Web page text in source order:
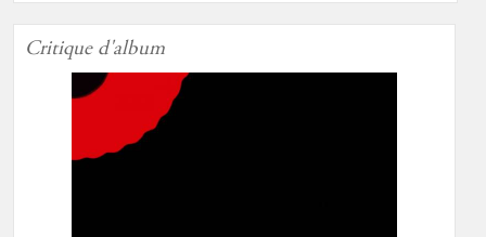
Critique d'album